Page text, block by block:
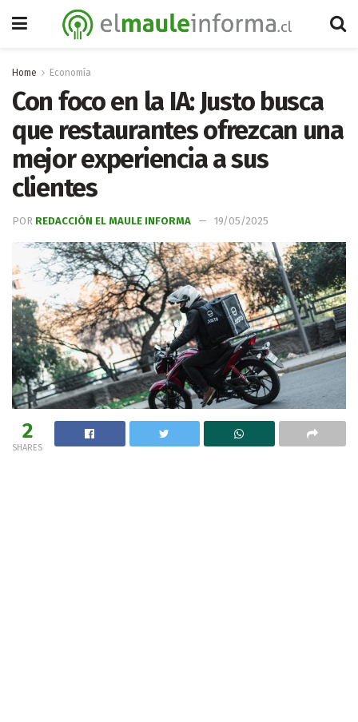
Home Economía
Con foco en la IA: Justo busca
que restaurantes ofrezcan una
mejor experiencia a sus
clientes
POR REDACCIÓN EL MAULE INFORMA 19/05/2025
2
SHARES